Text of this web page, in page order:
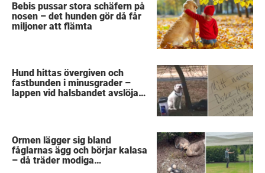
Bebis pussar stora schäfern på
nosen – det hunden gör då får
miljoner att flämta
Hund hittas övergiven och
fastbunden i minusgrader –
lappen vid halsbandet avslöjar
Ormen lägger sig bland
fåglarnas ägg och börjar kalasa
– då träder modiga